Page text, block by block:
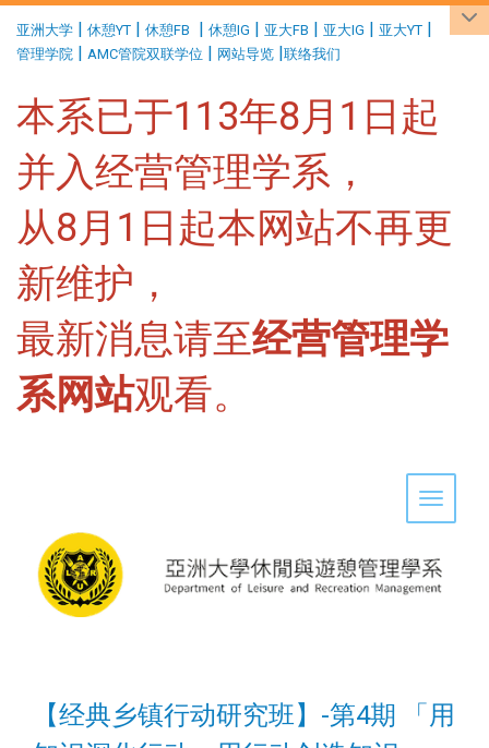
亚洲大学 | 休憩YT | 休憩FB | 休憩IG | 亚大FB | 亚大IG | 亚大YT |
管理学院 | AMC管院双联学位 | 网站导览 |联络我们
本系已于113年8月1日起
并入经营管理学系，
从8月1日起本网站不再更
新维护，
最新消息请至经营管理学
系网站观看。
Toggle
【经典乡镇行动研究班】-第4期 「用